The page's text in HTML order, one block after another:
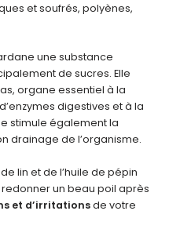
et soufrés, polyènes,
une substance
de sucres. Elle
organe essentiel à la
digestives et à la
stimule également la
drainage de l’organisme.
lin et de l’huile de pépin
un beau poil après
et d’irritationsde votre